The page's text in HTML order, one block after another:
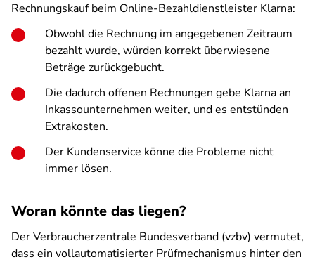
Rechnungskauf beim Online-Bezahldienstleister Klarna:
Obwohl die Rechnung im angegebenen Zeitraum
bezahlt wurde, würden korrekt überwiesene
Beträge zurückgebucht.
Die dadurch offenen Rechnungen gebe Klarna an
Inkassounternehmen weiter, und es entstünden
Extrakosten.
Der Kundenservice könne die Probleme nicht
immer lösen.
Woran könnte das liegen?
Der Verbraucherzentrale Bundesverband (vzbv) vermutet,
dass ein vollautomatisierter Prüfmechanismus hinter den